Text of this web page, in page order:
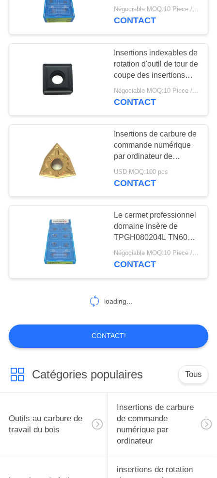
à l'usure forte
Négociable MOQ:10 Piece / Pieces
CONTACT
Insertions indexables de
rotation d'outil de tour de
coupe des insertions
SNMG120408 de
commande numérique
CONTACT
Insertions de carbure de
commande numérique
par ordinateur de
WNMG080404-TM, outil
de coupeur d'insertions
USD MOQ:100 pcs
CONTACT
Le cermet professionnel
domaine insère de
TPGH080204L TN6020
d'OIN et de norme ANSI
application
Négociable MOQ:10 Piece / Pieces
CONTACT
loading...
CONTACT!
Catégories populaires Tous
Outils au carbure de
travail du bois
Insertions de carbure
de commande
numérique par
ordinateur
insertions de rotation